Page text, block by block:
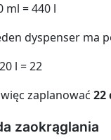
ml = 440 l
dyspenser ma
l = 22
zaplanować 22
zaokrąglania